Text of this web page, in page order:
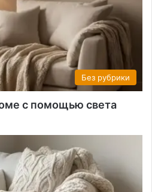
Без рубрики
с помощью света